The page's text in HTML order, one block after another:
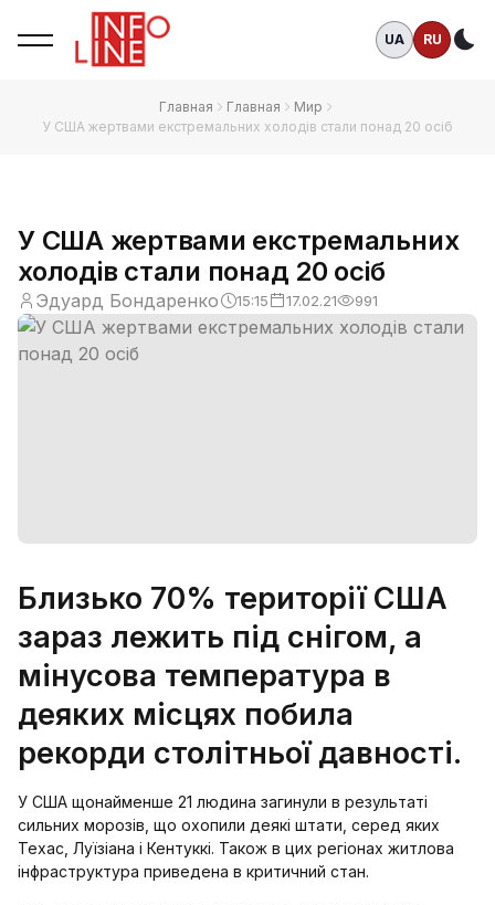
UA RU
Главная Главная
Мир
У США жертвами екстремальних холодів стали понад 20 осіб
У США жертвами екстремальних
холодів стали понад 20 осіб
Эдуард Бондаренко 15:15 17.02.21 991
Близько 70% території США
зараз лежить під снігом, а
мінусова температура в
деяких місцях побила
рекорди столітньої давності.
У США щонайменше 21 людина загинули в результаті
сильних морозів, що охопили деякі штати, серед яких
Техас, Луїзіана і Кентуккі. Також в цих регіонах житлова
інфраструктура приведена в критичний стан.